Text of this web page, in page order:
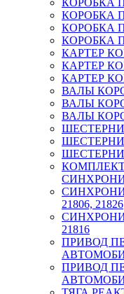
КОРОБКА
КОРОБКА
КОРОБКА
КОРОБКА
КАРТЕР
КАРТЕР
КАРТЕР
ВАЛЫ
ВАЛЫ
ВАЛЫ
ШЕСТЕРНИ
ШЕСТЕРНИ
ШЕСТЕРНИ
21806, 21826
21816
ПРИВОД
ПРИВОД